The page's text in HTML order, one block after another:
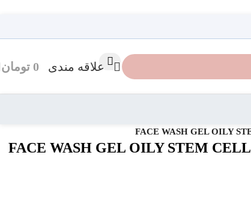
علاقه مندی 0 تومان